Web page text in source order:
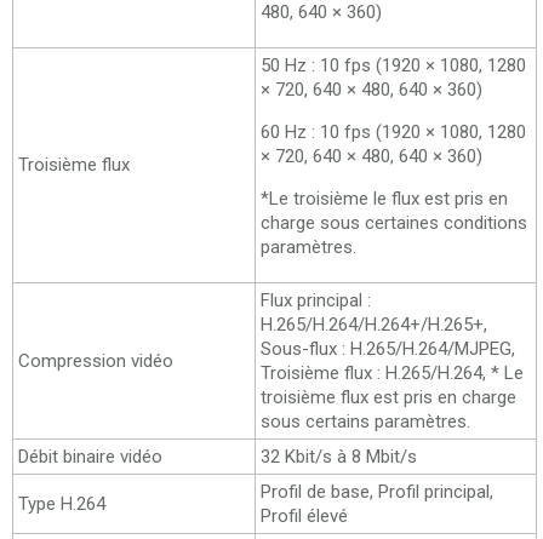
480, 640 × 360)
Troisième flux
50 Hz : 10 fps (1920 × 1080, 1280
× 720, 640 × 480, 640 × 360)
60 Hz : 10 fps (1920 × 1080, 1280
× 720, 640 × 480, 640 × 360)
*Le troisième le flux est pris en
charge sous certaines conditions
paramètres.
Compression vidéo
Flux principal :
H.265/H.264/H.264+/H.265+,
Sous-flux : H.265/H.264/MJPEG,
Troisième flux : H.265/H.264, * Le
troisième flux est pris en charge
sous certains paramètres.
Débit binaire vidéo
32 Kbit/s à 8 Mbit/s
Type H.264
Profil de base, Profil principal,
Profil élevé